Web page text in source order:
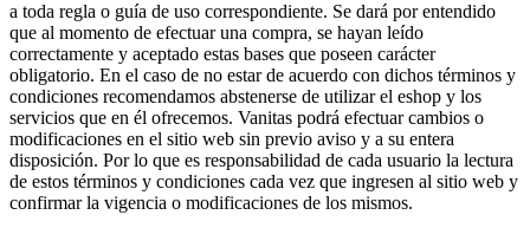
a toda regla o guía de uso correspondiente. Se dará por entendido
que al momento de efectuar una compra, se hayan leído
correctamente y aceptado estas bases que poseen carácter
obligatorio. En el caso de no estar de acuerdo con dichos términos y
condiciones recomendamos abstenerse de utilizar el eshop y los
servicios que en él ofrecemos. Vanitas podrá efectuar cambios o
modificaciones en el sitio web sin previo aviso y a su entera
disposición. Por lo que es responsabilidad de cada usuario la lectura
de estos términos y condiciones cada vez que ingresen al sitio web y
confirmar la vigencia o modificaciones de los mismos.